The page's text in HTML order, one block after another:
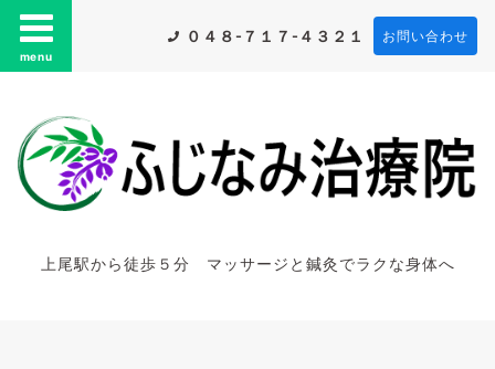
menu
０４８-７１７-４３２１ お問い合わせ
上尾駅から徒歩５分 マッサージと鍼灸でラクな身体へ